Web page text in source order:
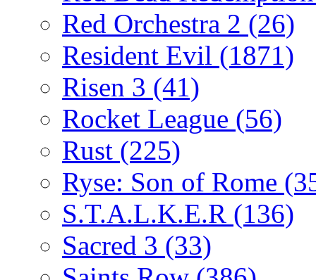
Red Orchestra 2 (26)
Resident Evil (1871)
Risen 3 (41)
Rocket League (56)
Rust (225)
Ryse: Son of Rome
S.T.A.L.K.E.R (136)
Sacred 3 (33)